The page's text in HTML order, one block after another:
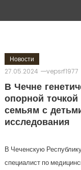
Новости
27.05.2024
vepsrf1977
В Чечне
опорной точкой
семьям с
исследования
В Чеченскую
специалист по